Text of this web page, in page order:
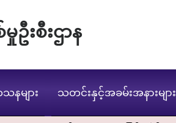
းစီးဌာန
များ သတင်းနှင့်အခမ်းအနားများ